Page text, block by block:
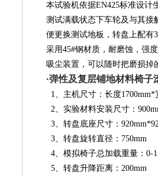
本试验机依据EN425标准设计
测试满载状态下车轮及与其接
便更换测试地板，转盘上配有
采用45#钢材质，耐磨蚀，强
吸尘装置，可以随时把磨损掉
·弹性及复层铺地材料椅子
1、主机尺寸：长度1700mm*
2、实验材料安装尺寸：
3、转盘底座尺寸：
3、转盘旋转直径：750mm
4、模拟椅子总加载重量：0-
5、转盘升降距离：200mm